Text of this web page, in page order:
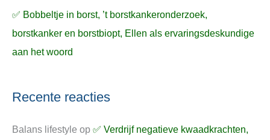
✅ Bobbeltje in borst, ’t borstkankeronderzoek,
borstkanker en borstbiopt, Ellen als ervaringsdeskundige
aan het woord
Recente reacties
Balans lifestyle op ✅ Verdrijf negatieve kwaadkrachten,